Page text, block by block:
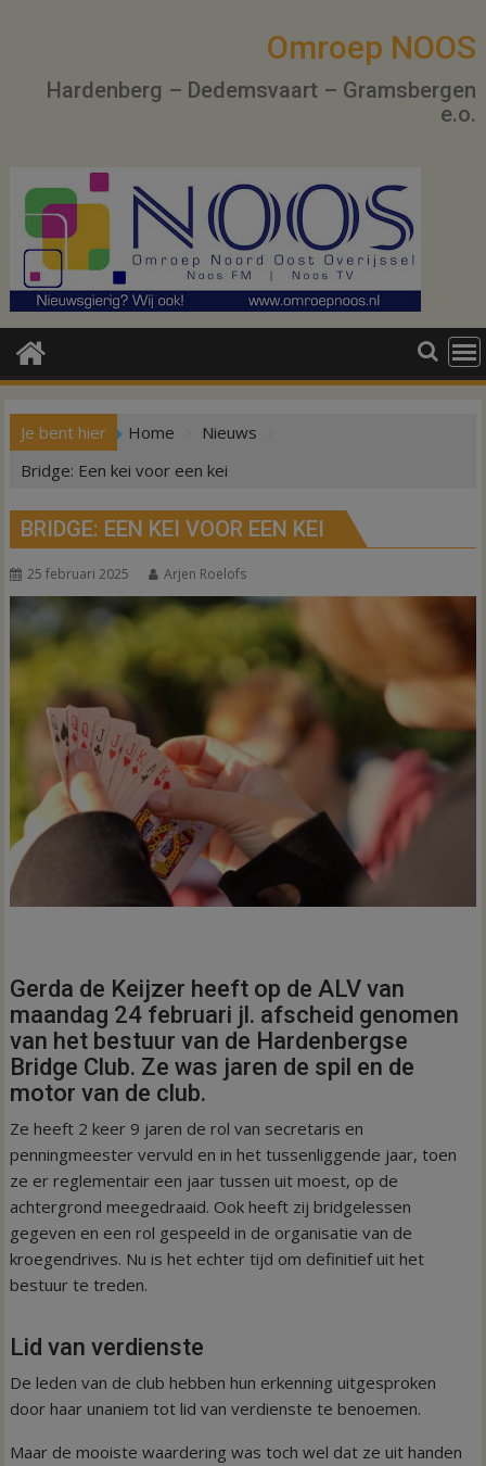
Omroep NOOS
Hardenberg – Dedemsvaart – Gramsbergen
e.o.
Je bent hier Home
Nieuws
Bridge: Een kei voor een kei
BRIDGE: EEN KEI VOOR EEN KEI
25 februari 2025 Arjen Roelofs
Gerda de Keijzer heeft op de ALV van
maandag 24 februari jl. afscheid genomen
van het bestuur van de Hardenbergse
Bridge Club. Ze was jaren de spil en de
motor van de club.
Ze heeft 2 keer 9 jaren de rol van secretaris en
penningmeester vervuld en in het tussenliggende jaar, toen
ze er reglementair een jaar tussen uit moest, op de
achtergrond meegedraaid. Ook heeft zij bridgelessen
gegeven en een rol gespeeld in de organisatie van de
kroegendrives. Nu is het echter tijd om definitief uit het
bestuur te treden.
Lid van verdienste
De leden van de club hebben hun erkenning uitgesproken
door haar unaniem tot lid van verdienste te benoemen.
Maar de mooiste waardering was toch wel dat ze uit handen